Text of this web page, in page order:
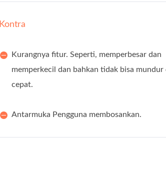
Kontra
Kurangnya fitur. Seperti, memperbesar dan
memperkecil dan bahkan tidak bisa mundur
cepat.
Antarmuka Pengguna membosankan.